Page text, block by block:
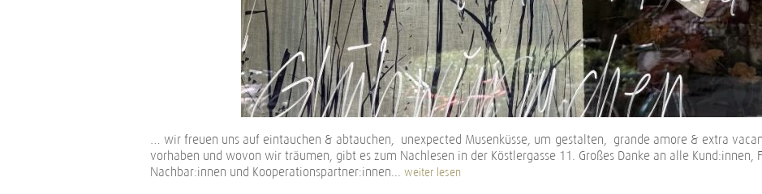
… wir freuen uns auf eintauchen & abtauchen, unexpected Musenküsse, um-gestalten, grande amore & extra
vorhaben und wovon wir träumen, gibt es zum Nachlesen in der Köstlergasse 11. Großes Danke an alle Kund:innen,
Nachbar:innen und Kooperationspartner:innen... weiter lesen